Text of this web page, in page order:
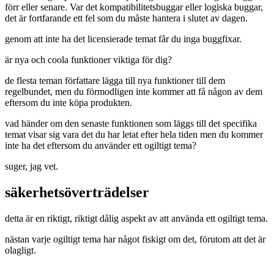
förr eller senare. Var det kompatibilitetsbuggar eller logiska buggar,
det är fortfarande ett fel som du måste hantera i slutet av dagen.
genom att inte ha det licensierade temat får du inga buggfixar.
är nya och coola funktioner viktiga för dig?
de flesta teman författare lägga till nya funktioner till dem
regelbundet, men du förmodligen inte kommer att få någon av dem
eftersom du inte köpa produkten.
vad händer om den senaste funktionen som läggs till det specifika
temat visar sig vara det du har letat efter hela tiden men du kommer
inte ha det eftersom du använder ett ogiltigt tema?
suger, jag vet.
säkerhetsöverträdelser
detta är en riktigt, riktigt dålig aspekt av att använda ett ogiltigt tema.
nästan varje ogiltigt tema har något fiskigt om det, förutom att det är
olagligt.